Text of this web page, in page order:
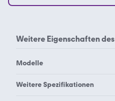
Weitere Eigenschaften des
Modelle
Toyota 4-Runner
Weitere Spezifikationen